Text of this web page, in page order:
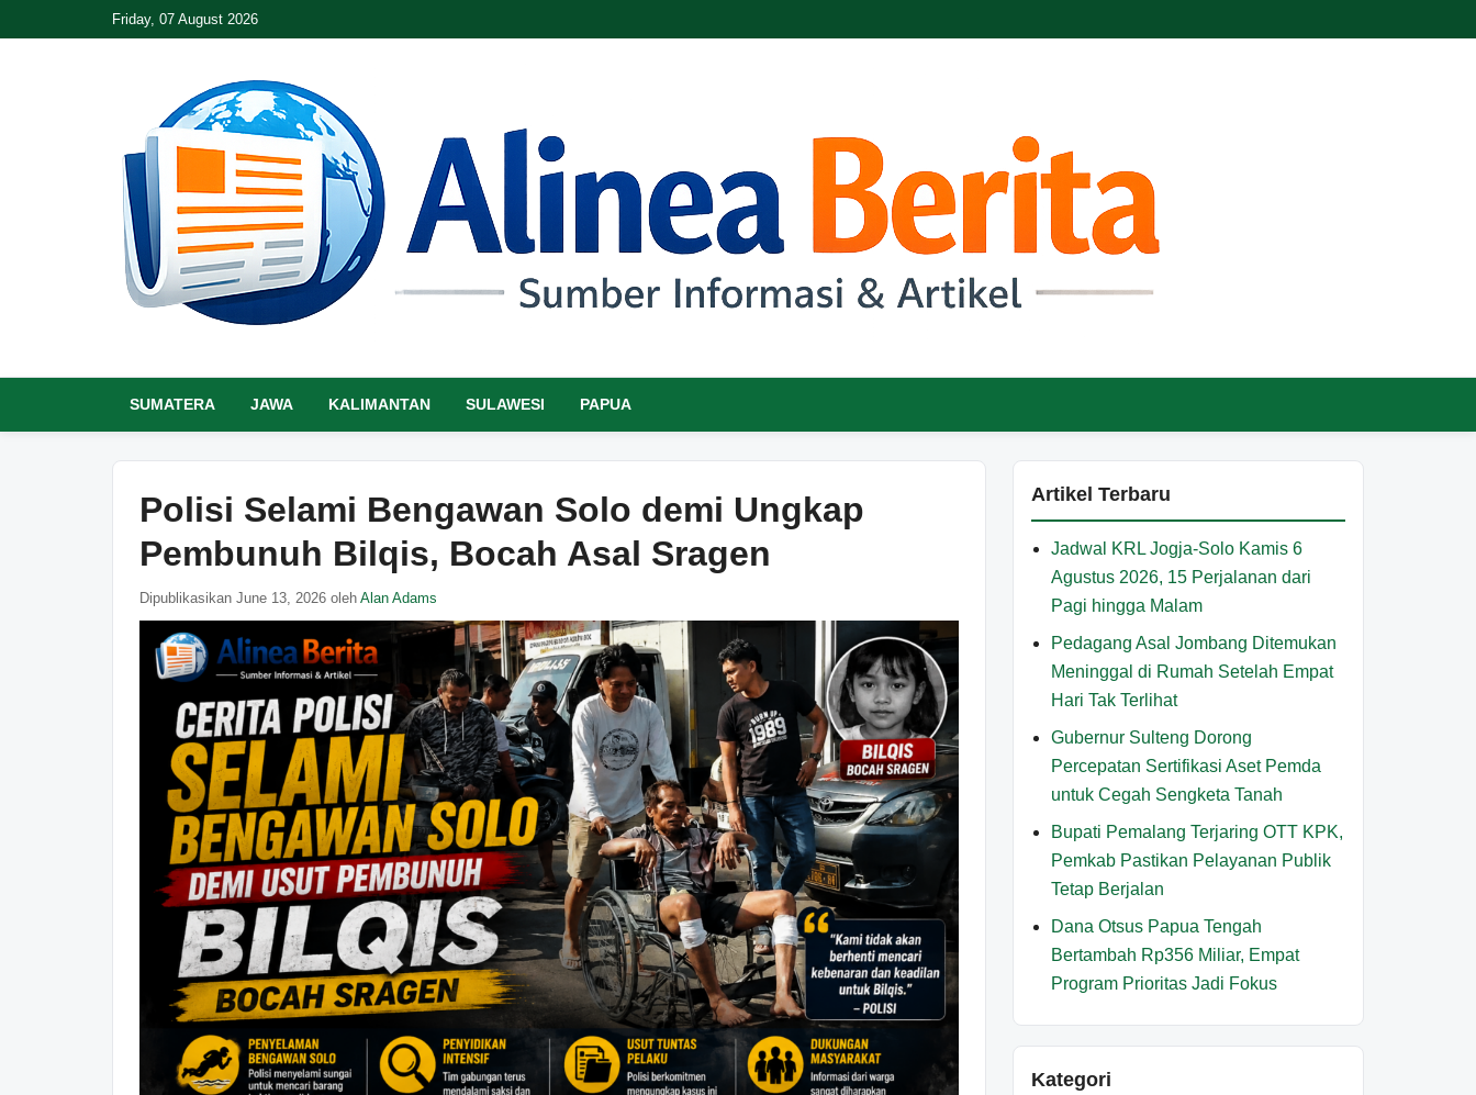
Friday, 07 August 2026
SUMATERA JAWA KALIMANTAN SULAWESI PAPUA
Polisi Selami Bengawan Solo demi Ungkap
Pembunuh Bilqis, Bocah Asal Sragen
Dipublikasikan June 13, 2026 oleh Alan Adams
Artikel Terbaru
Jadwal KRL Jogja-Solo Kamis 6
Agustus 2026, 15 Perjalanan dari
Pagi hingga Malam
Pedagang Asal Jombang Ditemukan
Meninggal di Rumah Setelah Empat
Hari Tak Terlihat
Gubernur Sulteng Dorong
Percepatan Sertifikasi Aset Pemda
untuk Cegah Sengketa Tanah
Bupati Pemalang Terjaring OTT KPK,
Pemkab Pastikan Pelayanan Publik
Tetap Berjalan
Dana Otsus Papua Tengah
Bertambah Rp356 Miliar, Empat
Program Prioritas Jadi Fokus
Kategori